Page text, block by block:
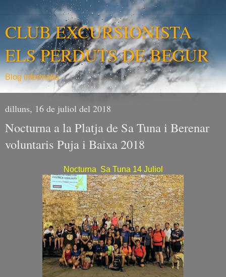
CLUB EXCURSIONISTA
ELS PERDUTS DE BEGUR
Blog informatiu
dilluns, 16 de juliol del 2018
Nocturna a la Platja de Sa Tuna i Berenar
voluntaris Puja i Baixa 2018
Nocturna Sa Tuna 14 Juliol